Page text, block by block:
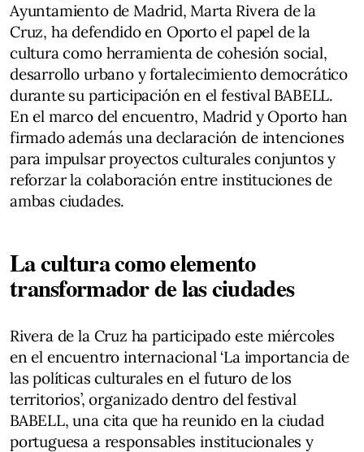
Ayuntamiento de Madrid, Marta Rivera de la
Cruz, ha defendido en Oporto el papel de la
cultura como herramienta de cohesión social,
desarrollo urbano y fortalecimiento democrático
durante su participación en el festival BABELL.
En el marco del encuentro, Madrid y Oporto han
firmado además una declaración de intenciones
para impulsar proyectos culturales conjuntos y
reforzar la colaboración entre instituciones de
ambas ciudades.
La cultura como elemento
transformador de las ciudades
Rivera de la Cruz ha participado este miércoles
en el encuentro internacional ‘La importancia de
las políticas culturales en el futuro de los
territorios’, organizado dentro del festival
BABELL, una cita que ha reunido en la ciudad
portuguesa a responsables institucionales y